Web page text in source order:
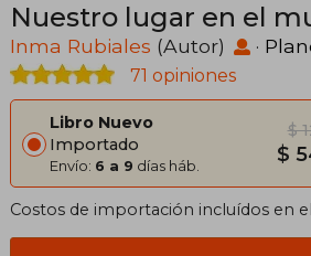
Nuestro lugar en el
Inma Rubiales (Autor) ·
71 opiniones
Libro Nuevo
Importado
Envío: 6 a 9 días háb.
$
$
Costos de importación incluídos en